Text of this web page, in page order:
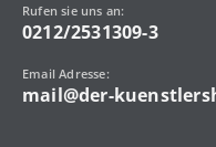
Rufen sie uns an:
0212/2531309-3
Email Adresse:
mail@der-